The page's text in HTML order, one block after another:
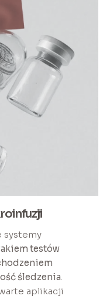
systemy
testów
śledzenia.
aplikacji